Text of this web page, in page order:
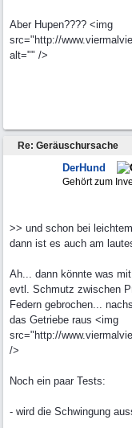
Aber Hupen???? <img
src="http://
alt="" />
Re: Geräuschursache
DerHund
Gehört zum
>> und schon bei
dann ist es auch am
Ah... dann könnte was
evtl. Schmutz zwischen
Federn gebrochen...
das Getriebe raus <img
src="http://
/>
Noch ein paar Tests:
- wird die Schwingung